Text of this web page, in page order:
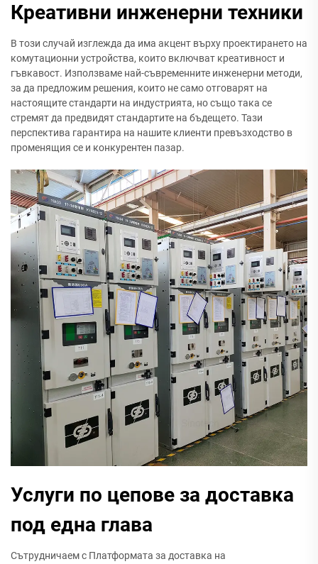
Креативни инженерни техники
В този случай изглежда да има акцент върху проектирането на
комутационни устройства, които включват креативност и
гъвкавост. Използваме най-съвременните инженерни методи,
за да предложим решения, които не само отговарят на
настоящите стандарти на индустрията, но също така се
стремят да предвидят стандартите на бъдещето. Тази
перспектива гарантира на нашите клиенти превъзходство в
променящия се и конкурентен пазар.
Услуги по цепове за доставка
под една глава
Сътрудничаем с Платформата за доставка на